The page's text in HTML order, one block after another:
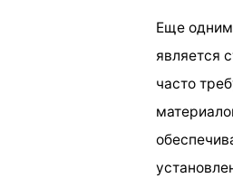
Еще
является
часто